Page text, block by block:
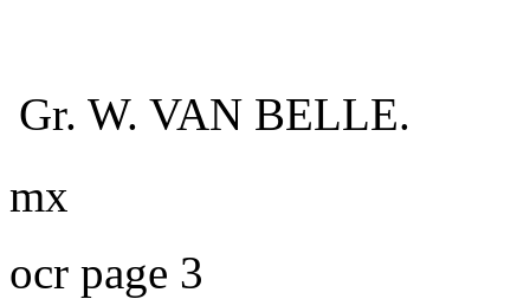
Gr. W. VAN BELLE.
mx
ocr page 3